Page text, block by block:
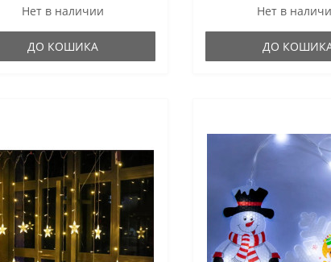
Нет в наличии
ДО КОШИКА
Нет в
ДО